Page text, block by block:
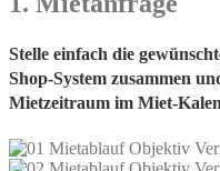
Stelle einfach die
Shop-System zusammen
Mietzeitraum im Miet-